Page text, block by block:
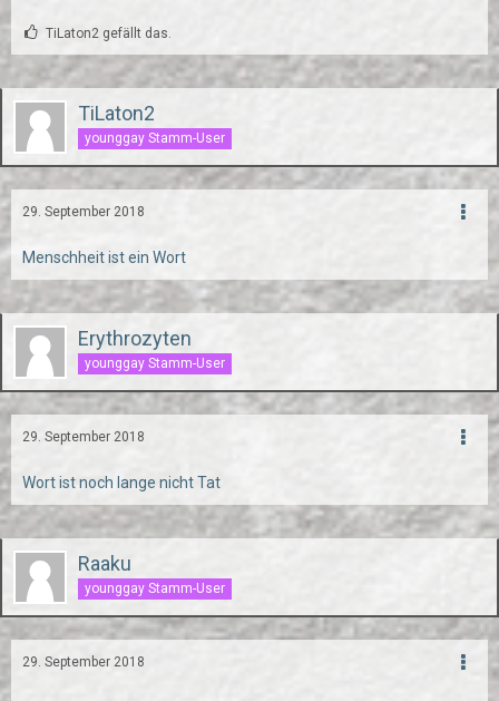
TiLaton2 gefällt das.
TiLaton2
younggay Stamm-User
29. September 2018
Menschheit ist ein Wort
Erythrozyten
younggay Stamm-User
29. September 2018
Wort ist noch lange nicht Tat
Raaku
younggay Stamm-User
29. September 2018